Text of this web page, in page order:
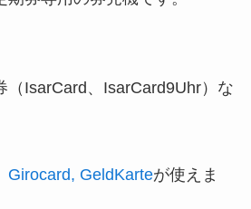
（IsarCard、IsarCard9Uhr）な
Girocard, GeldKarteが使えま